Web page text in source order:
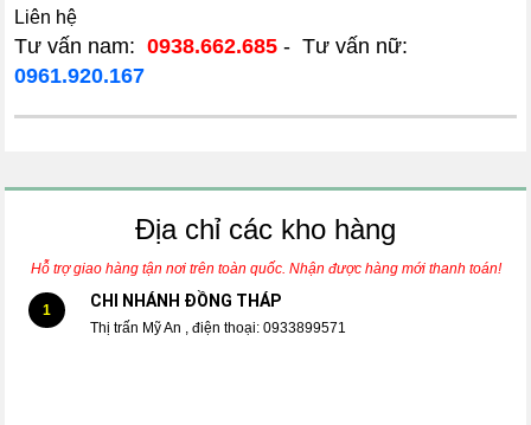
Liên hệ
Tư vấn nam:0938.662.685 - Tư vấn nữ:
0961.920.167
Địa chỉ các kho hàng
Hỗ trợ giao hàng tận nơi trên toàn quốc. Nhận được hàng mới thanh toán!
1 CHI NHÁNH ĐỒNG THÁP
Thị trấn Mỹ An , điện thoại: 0933899571